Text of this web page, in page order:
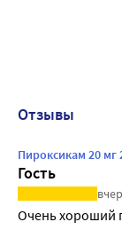
Отзывы
Пироксикам 20 мг
Гость
Очень хороший